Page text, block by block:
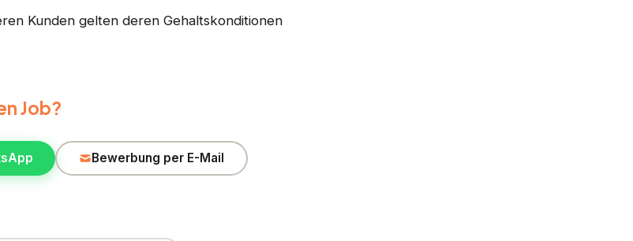
Kunden gelten deren Gehaltskonditionen
Job?
Bewerbung per E-Mail